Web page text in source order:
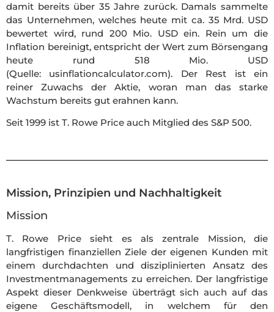
damit bereits über 35 Jahre zurück. Damals sammelte
das Unternehmen, welches heute mit ca. 35 Mrd. USD
bewertet wird, rund 200 Mio. USD ein. Rein um die
Inflation bereinigt, entspricht der Wert zum Börsengang
heute rund 518 Mio. USD
(Quelle: usinflationcalculator.com). Der Rest ist ein
reiner Zuwachs der Aktie, woran man das starke
Wachstum bereits gut erahnen kann.
Seit 1999 ist T. Rowe Price auch Mitglied des S&P 500.
Mission, Prinzipien und Nachhaltigkeit
Mission
T. Rowe Price sieht es als zentrale Mission, die
langfristigen finanziellen Ziele der eigenen Kunden mit
einem durchdachten und disziplinierten Ansatz des
Investmentmanagements zu erreichen. Der langfristige
Aspekt dieser Denkweise überträgt sich auch auf das
eigene Geschäftsmodell, in welchem für den